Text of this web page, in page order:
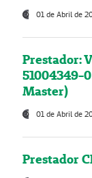
01 de Abril de
Prestador:
51004349-
Master)
01 de Abril de
Prestador